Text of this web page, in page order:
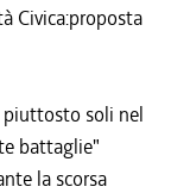
Civica:proposta
soli nel
battaglie"
la scorsa